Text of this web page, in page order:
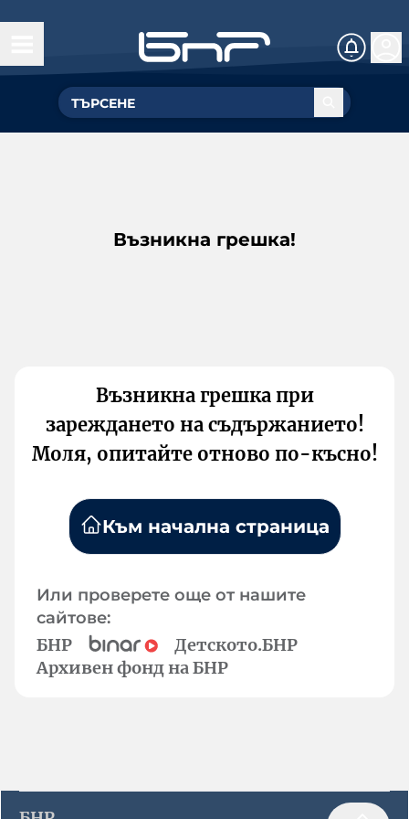
Възникна грешка!
Възникна грешка при
зареждането на съдържанието!
Моля, опитайте отново по-късно!
Към начална страница
Или проверете още от нашите
сайтове:
БНР
Детското.БНР
Архивен фонд на БНР